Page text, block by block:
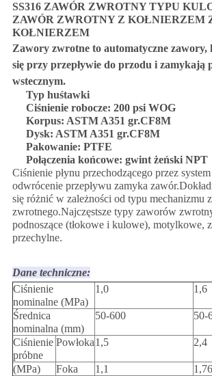
SS316 ZAWÓR ZWROTNY TYPU
ZAWÓR ZWROTNY Z KOŁNIERZEM
KOŁNIERZEM
Zawory zwrotne to automatyczne
się przy przepływie do przodu i zamykają
wstecznym.
Typ huśtawki
Ciśnienie robocze: 200 psi WOG
Korpus: ASTM A351 gr.CF8M
Dysk: ASTM A351 gr.CF8M
Pakowanie: PTFE
Połączenia końcowe: gwint żeński NPT
Ciśnienie płynu przechodzącego przez
odwrócenie przepływu zamyka
się różnić w zależności od typu mechanizmu
zwrotnego.Najczęstsze typy zaworów
podnoszące (tłokowe i kulowe), motylkowe,
przechylne.
Dane techniczne:
Ciśnienie
nominalne (MPa)
1,0 1,6
Średnica
nominalna (mm)
50-600 50-
Ciśnienie
próbne
Powłoka1,5 2,4
(MPa) Foka 1,1
1,76